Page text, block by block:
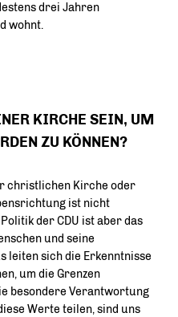
drei Jahren
wohnt.
KIRCHE SEIN, UM
ZU KÖNNEN?
christlichen Kirche oder
ist nicht
der CDU ist aber das
und seine
leiten sich die Erkenntnisse
um die Grenzen
besondere Verantwortung
Werte teilen, sind uns